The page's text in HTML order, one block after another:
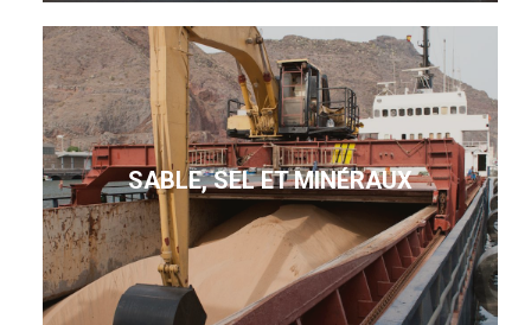
SABLE, SEL ET MINÉRAUX